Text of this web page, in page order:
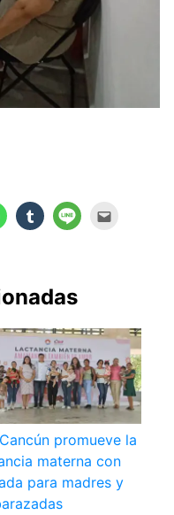
promueve la
materna con
para madres y